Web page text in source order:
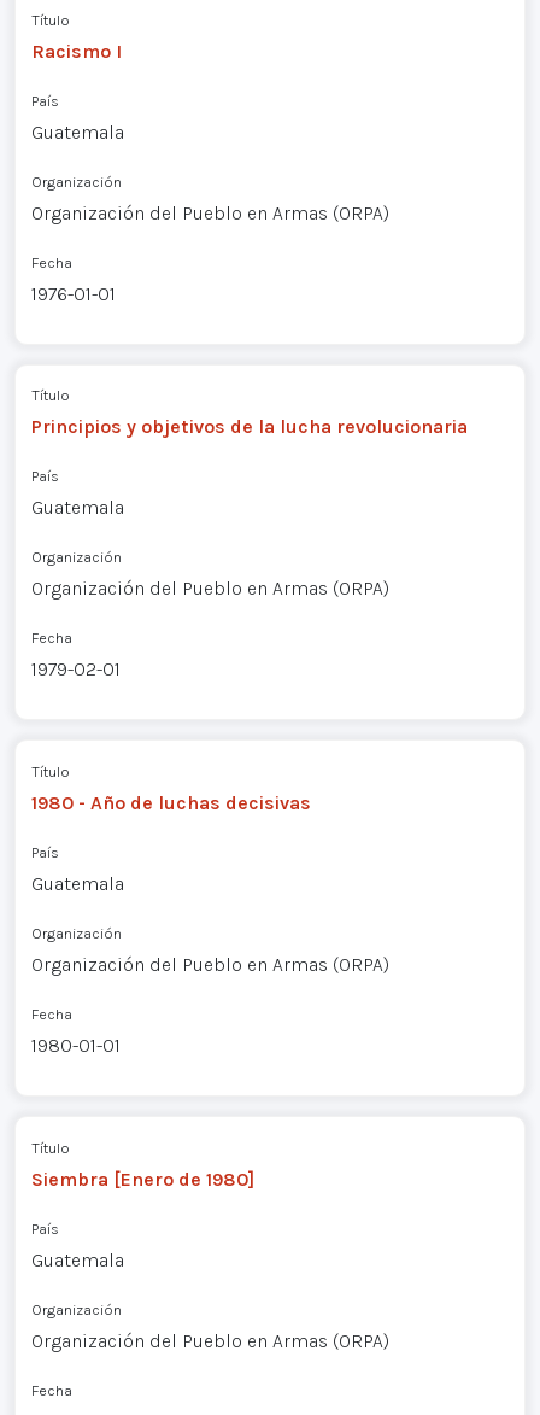
Título
Racismo I
País
Guatemala
Organización
Organización del Pueblo en Armas (ORPA)
Fecha
1976-01-01
Título
Principios y objetivos de la lucha revolucionaria
País
Guatemala
Organización
Organización del Pueblo en Armas (ORPA)
Fecha
1979-02-01
Título
1980 - Año de luchas decisivas
País
Guatemala
Organización
Organización del Pueblo en Armas (ORPA)
Fecha
1980-01-01
Título
Siembra [Enero de 1980]
País
Guatemala
Organización
Organización del Pueblo en Armas (ORPA)
Fecha